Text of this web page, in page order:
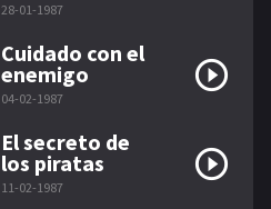
28-01-1987
Cuidado con el
enemigo
04-02-1987
El secreto de
los piratas
11-02-1987